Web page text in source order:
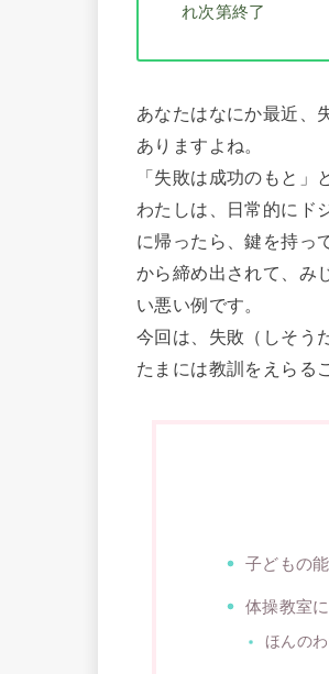
れ次第終了
あなたはなにか最近、
ありますよね。
「失敗は成功のもと」
わたしは、日常的にド
に帰ったら、鍵を持っ
から締め出されて、み
い悪い例です。
今回は、失敗（しそう
たまには教訓をえらる
子どもの
体操教室
ほんの